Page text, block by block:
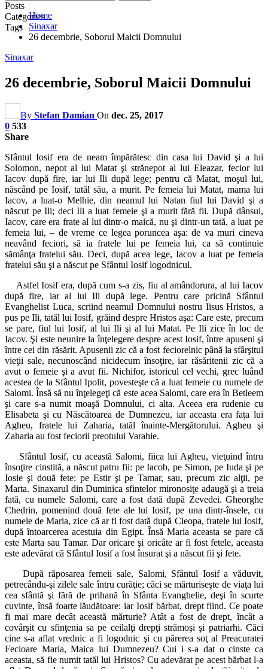
Posts
Categories
Tags
Home
Sinaxar
26 decembrie, Soborul Maicii Domnului
Sinaxar
26 decembrie, Soborul Maicii Domnului
By Stefan Damian On dec. 25, 2017
0 533
Share
Sfântul Iosif era de neam împărătesc din casa lui David şi a lui
Solomon, nepot al lui Matat şi strănepot al lui Eleazar, fecior lui
Iacov după fire, iar lui Ili după lege; pentru că Matat, moşul lui,
născând pe Iosif, tatăl său, a murit. Pe femeia lui Matat, mama lui
Iacov, a luat-o Melhie, din neamul lui Natan fiul lui David şi a
născut pe Ili; deci Ili a luat femeie şi a murit fără fii. După dânsul,
Iacov, care era frate al lui dintr-o maică, nu şi dintr-un tată, a luat pe
femeia lui, – de vreme ce legea poruncea aşa: de va muri cineva
neavând feciori, să ia fratele lui pe femeia lui, ca să continuie
sămânţa fratelui său. Deci, după acea lege, Iacov a luat pe femeia
fratelui său şi a născut pe Sfântul Iosif logodnicul.
Astfel Iosif era, după cum s-a zis, fiu al amândorura, al lui Iacov
după fire, iar al lui Ili după lege. Pentru care pricină Sfântul
Evanghelist Luca, scriind neamul Domnului nostru Iisus Hristos, a
pus pe Ili, tatăl lui Iosif, grăind despre Hristos aşa: Care este, precum
se pare, fiul lui Iosif, al lui Ili şi al lui Matat. Pe Ili zice în loc de
Iacov. Şi este neunire la înţelegere despre acest Iosif, între apuseni şi
între cei din răsărit. Apusenii zic că a fost feciorelnic până la sfârşitul
vieţii sale, necunoscând nicidecum însoţire, iar răsăritenii zic că a
avut o femeie şi a avut fii. Nichifor, istoricul cel vechi, grec luând
acestea de la Sfântul Ipolit, povesteşte că a luat femeie cu numele de
Salomi. Însă să nu înţelegeţi că este acea Salomi, care era în Betleem
şi care s-a numit moaşă Domnului, ci alta. Aceea era rudenie cu
Elisabeta şi cu Născătoarea de Dumnezeu, iar aceasta era faţa lui
Agheu, fratele lui Zaharia, tatăl înainte-Mergătorului. Agheu şi
Zaharia au fost feciorii preotului Varahie.
Sfântul Iosif, cu această Salomi, fiica lui Agheu, vieţuind întru
însoţire cinstită, a născut patru fii: pe Iacob, pe Simon, pe Iuda şi pe
Iosie şi două fete: pe Estir şi pe Tamar, sau, precum zic alţii, pe
Marta. Sinaxarul din Duminica sfintelor mironosiţe adaugă şi a treia
fată, cu numele Salomi, care a fost dată după Zevedei. Gheorghe
Chedrin, pomenind două fete ale lui Iosif, pe una dintr-însele, cu
numele de Maria, zice că ar fi fost dată după Cleopa, fratele lui Iosif,
după întoarcerea acestuia din Egipt. Însă Maria aceasta se pare că
este Marta sau Tamar. Dar oricare şi oricâte ar fi fost fetele, aceasta
este adevărat că Sfântul Iosif a fost însurat şi a născut fii şi fete.
După răposarea femeii sale, Salomi, Sfântul Iosif a văduvit,
petrecându-şi zilele sale întru curăţie; căci se mărturiseşte de viaţa lui
cea sfântă şi fără de prihană în Sfânta Evanghelie, deşi în scurte
cuvinte, însă foarte lăudătoare: iar Iosif bărbat, drept fiind. Ce poate
fi mai mare decât această mărturie? Atât a fost de drept, încât a
covârşit cu sfinţenia sa pe ceilalţi drepţi strămoşi şi patriarhi. Căci
cine s-a aflat vrednic a fi logodnic şi cu părerea soţ al Preacuratei
Fecioare Maria, Maica lui Dumnezeu? Cui i s-a dat o cinste ca
aceasta, să fie numit tatăl lui Hristos? Cu adevărat pe acest bărbat l-a